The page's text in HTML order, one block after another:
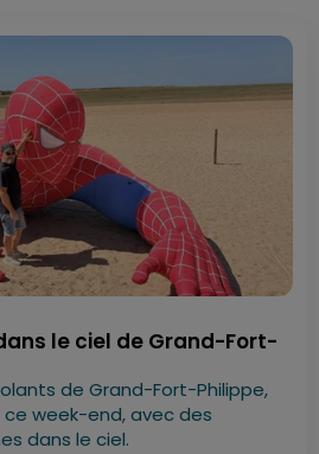
le ciel de Grand-Fort-
de Grand-Fort-Philippe,
week-end, avec des
dans le ciel.